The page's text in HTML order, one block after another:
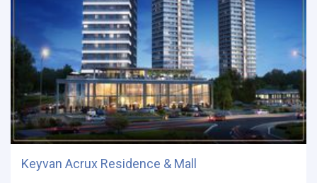
Keyvan Acrux Residence & Mall